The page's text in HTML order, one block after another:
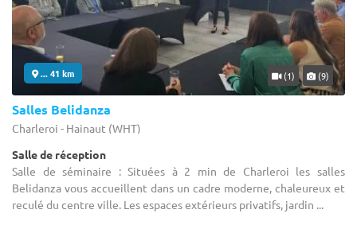
... 41 km (1) (9)
Salles Belidanza
Charleroi - Hainaut (WHT)
Salle de réception
Salle de séminaire : Situées à 2 min de Charleroi les salles
Belidanza vous accueillent dans un cadre moderne, chaleureux et
reculé du centre ville. Les espaces extérieurs privatifs, jardin ...